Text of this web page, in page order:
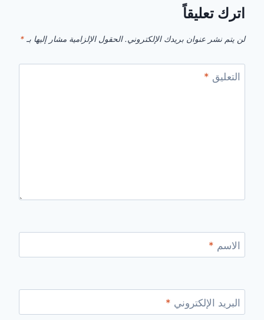
اترك تعليقاً
لن يتم نشر عنوان بريدك الإلكتروني. الحقول الإلزامية مشار إليها بـ *
التعليق *
الاسم *
البريد الإلكتروني *